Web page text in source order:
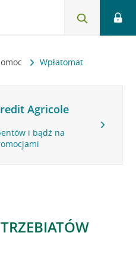
Wpłatomat
Agricole
i bądź na